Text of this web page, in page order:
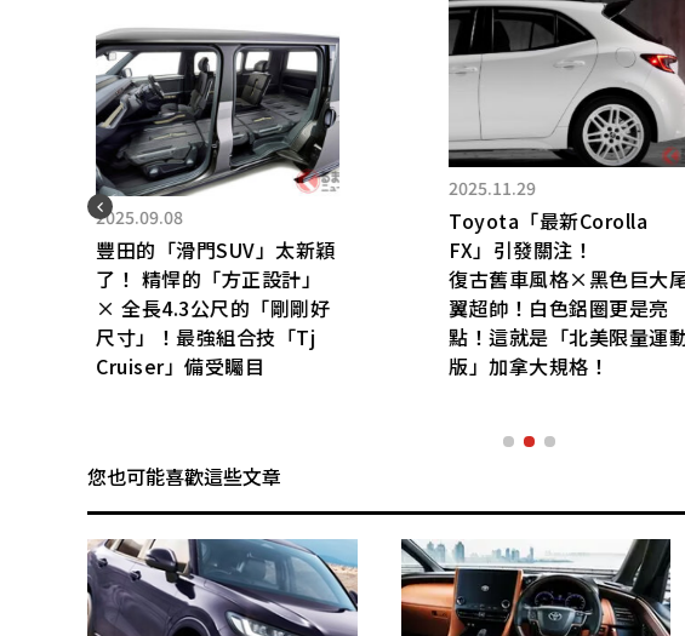
2025.11.29
Toyota「最新Corolla
FX」引發關注！
復古舊車風格×黑色巨大尾
翼超帥！白色鋁圈更是亮
點！這就是「北美限量運動
版」加拿大規格！
2025.11.04
【美女特集】與愛車、愛犬
一起公園巡禮♡
Wrangler美女的華麗假日
您也可能喜歡這些文章